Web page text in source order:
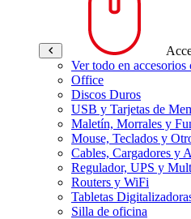
Ver todo en accesorios
Office
Discos Duros
USB y Tarjetas de
Maletín, Morrales y
Mouse, Teclados y
Cables, Cargadores y
Regulador, UPS y
Routers y WiFi
Tabletas
Silla de oficina